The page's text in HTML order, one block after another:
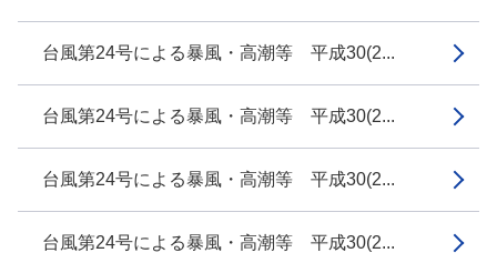
台風第24号による暴風・高潮等 平成30(2...
台風第24号による暴風・高潮等 平成30(2...
台風第24号による暴風・高潮等 平成30(2...
台風第24号による暴風・高潮等 平成30(2...